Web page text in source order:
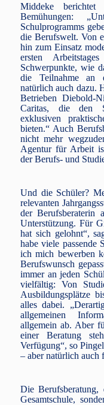
Middeke berichtet
Bemühungen:
Schulprogramms
die Berufswelt. Von
hin zum Einsatz
ersten
Schwerpunkte, wie
die Teilnahme an
natürlich auch dazu.
Betrieben Diebold-
Caritas, die den
exklusiven
bieten.“ Auch
nicht mehr
Agentur für Arbeit
der Berufs- und
Und die Schüler?
relevanten
der Berufsberaterin
Unterstützung. Für
hat sich gelohnt“,
habe viele passende
ich mich bewerben
Berufswunsch
immer an jeden
vielfältig: Von
Ausbildungsplätze
alles dabei.
allgemeinen
allgemein ab. Aber
einer Beratung
Verfügung“, so
– aber natürlich auch
Die
Gesamtschule,